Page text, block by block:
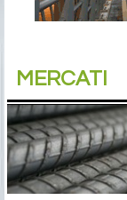
MERCATI